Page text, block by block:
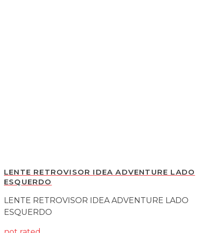
LENTE RETROVISOR IDEA ADVENTURE LADO
ESQUERDO
LENTE RETROVISOR IDEA ADVENTURE LADO
ESQUERDO